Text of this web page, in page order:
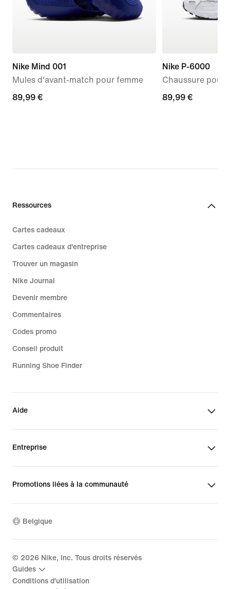
Nike Mind 001
Mules d'avant-match pour femme
89,99 €
89,99 €
Nike P-6000
Chaussure pour
89,99 €
89,99 €
Ressources
Cartes cadeaux
Cartes cadeaux d'entreprise
Trouver un magasin
Nike Journal
Devenir membre
Commentaires
Codes promo
Conseil produit
Running Shoe Finder
Aide
Entreprise
Promotions liées à la communauté
Belgique
© 2026 Nike, Inc. Tous droits réservés
Guides
Conditions d'utilisation